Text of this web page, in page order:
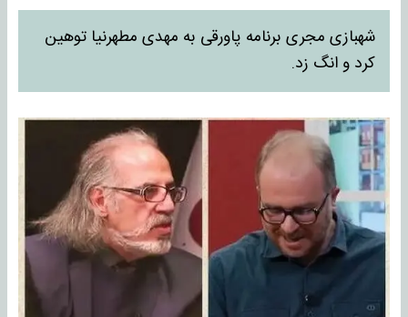
شهبازی مجری برنامه پاورقی به مهدی مطهرنیا توهین
کرد و انگ زد.